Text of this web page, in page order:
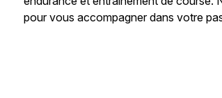
pour vous accompagner dans votre